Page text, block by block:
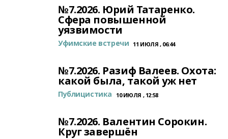
№7.2026. Юрий Татаренко.
Сфера повышенной
уязвимости
Уфимские встречи 11 ИЮЛЯ , 06:44
№7.2026. Разиф Валеев. Охота:
какой была, такой уж нет
Публицистика 10 ИЮЛЯ , 12:58
№7.2026. Валентин Сорокин.
Круг завершён